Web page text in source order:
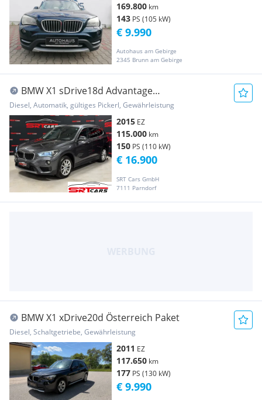
169.800 km
143 PS (105 kW)
Autohaus am Gebirge
2345 Brunn am Gebirge
€ 9.990
BMW X1 sDrive18d Advantage
Aut.*1.BESITZ*Navi*LED
Diesel, Automatik, gültiges Pickerl, Gewährleistung
2015 EZ
115.000 km
150 PS (110 kW)
SRT Cars GmbH
7111 Parndorf
€ 16.900
BMW X1 xDrive20d Österreich Paket
Diesel, Schaltgetriebe, Gewährleistung
2011 EZ
117.650 km
177 PS (130 kW)
€ 9.990